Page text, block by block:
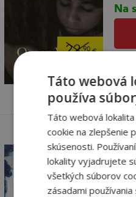
22,90€
Na
Táto webová
používa
Táto webová
cookie na zlepšenie
skúsenosti.
lokality vyjadrujete
všetkých súborov
zásadami